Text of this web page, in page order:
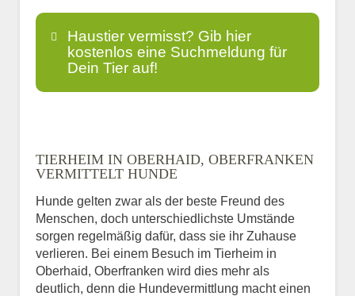
Haustier vermisst? Gib hier
kostenlos eine Suchmeldung für
Dein Tier auf!
E-Mail*
TIERHEIM IN OBERHAID, OBERFRANKEN
VERMITTELT HUNDE
Hunde gelten zwar als der beste Freund des
Menschen, doch unterschiedlichste Umstände
sorgen regelmäßig dafür, dass sie ihr Zuhause
verlieren. Bei einem Besuch im Tierheim in
Oberhaid, Oberfranken wird dies mehr als
deutlich, denn die Hundevermittlung macht einen